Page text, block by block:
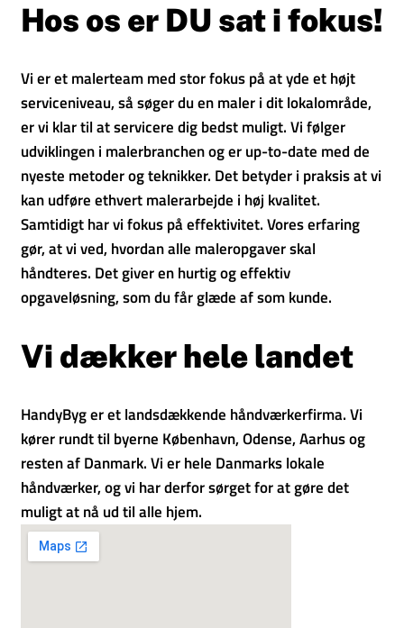
Hos os er DU sat i fokus!
Vi er et malerteam med stor fokus på at yde et højt
serviceniveau, så søger du en maler i dit lokalområde,
er vi klar til at servicere dig bedst muligt. Vi følger
udviklingen i malerbranchen og er up-to-date med de
nyeste metoder og teknikker. Det betyder i praksis at vi
kan udføre ethvert malerarbejde i høj kvalitet.
Samtidigt har vi fokus på effektivitet. Vores erfaring
gør, at vi ved, hvordan alle maleropgaver skal
håndteres. Det giver en hurtig og effektiv
opgaveløsning, som du får glæde af som kunde.
Vi dækker hele landet
HandyByg er et landsdækkende håndværkerfirma. Vi
kører rundt til byerne København, Odense, Aarhus og
resten af Danmark. Vi er hele Danmarks lokale
håndværker, og vi har derfor sørget for at gøre det
muligt at nå ud til alle hjem.